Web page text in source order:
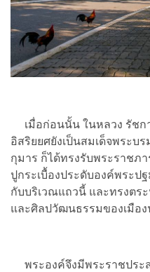
เมื่อก่อนนั้น ในหลวง รัชก
อิสริยยศยังเป็นสมเด็จพระบ
กุมาร ก็ได้ทรงรับพระราชภ
ปูกระเบื้องประดับองค์พระป
กับบริเวณแถวนี้ และทรงตร
และศิลปวัฒนธรรมของเมือ
พระองค์จึงมีพระราชประ